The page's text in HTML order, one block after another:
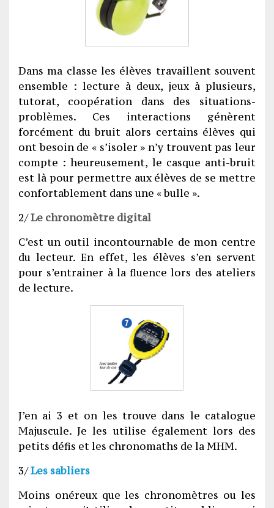
Dans ma classe les élèves travaillent souvent
ensemble : lecture à deux, jeux à plusieurs,
tutorat, coopération dans des situations-
problèmes. Ces interactions génèrent
forcément du bruit alors certains élèves qui
ont besoin de « s’isoler » n’y trouvent pas leur
compte : heureusement, le casque anti-bruit
est là pour permettre aux élèves de se mettre
confortablement dans une « bulle ».
2/Le chronomètre digital
C’est un outil incontournable de mon centre
du lecteur. En effet, les élèves s’en servent
pour s’entrainer à la fluence lors des ateliers
de lecture.
J’en ai 3 et on les trouve dans le catalogue
Majuscule. Je les utilise également lors des
petits défis et les chronomaths de la MHM.
3/Les sabliers
Moins onéreux que les chronomètres ou les